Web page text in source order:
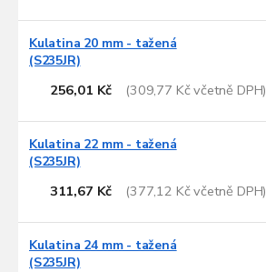
Kulatina 20 mm - tažená
(S235JR)
256,01 Kč (309,77 Kč včetně DPH)
Kulatina 22 mm - tažená
(S235JR)
311,67 Kč (377,12 Kč včetně DPH)
Kulatina 24 mm - tažená
(S235JR)